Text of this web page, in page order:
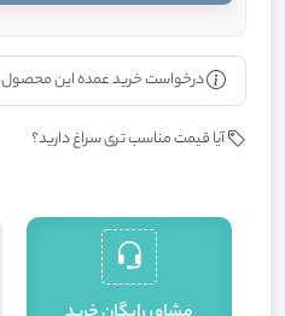
درخواست خرید عمده این محصول
آیا قیمت مناسب تری سراغ دارید؟